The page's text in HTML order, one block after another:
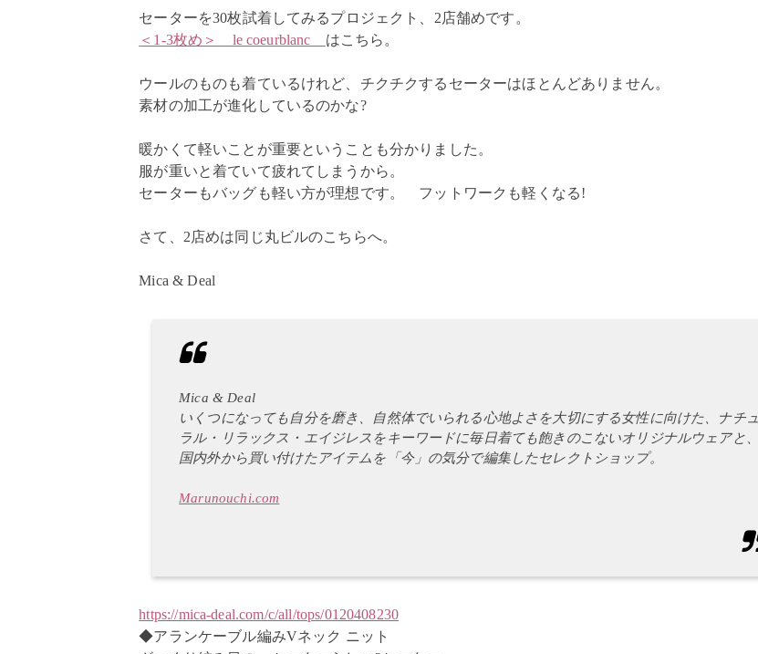
セーターを30枚試着してみるプロジェクト、2店舗めです。
＜1-3枚め＞ le coeurblanc はこちら。
ウールのものも着ているけれど、チクチクするセーターはほとんどありません。
素材の加工が進化しているのかな?
暖かくて軽いことが重要ということも分かりました。
服が重いと着ていて疲れてしまうから。
セーターもバッグも軽い方が理想です。 フットワークも軽くなる!
さて、2店めは同じ丸ビルのこちらへ。
Mica & Deal
Mica & Deal
いくつになっても自分を磨き、自然体でいられる心地よさを大切にする女性に向けた、ナチュ
ラル・リラックス・エイジレスをキーワードに毎日着ても飽きのこないオリジナルウェアと、
国内外から買い付けたアイテムを「今」の気分で編集したセレクトショップ。
Marunouchi.com
https://mica-deal.com/c/all/tops/0120408230
◆アランケーブル編みVネック ニット